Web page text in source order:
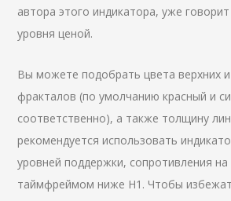
автора этого индикатора, уже
уровня ценой.
Вы можете подобрать цвета верхних
фракталов (по умолчанию красный и
соответственно), а также толщину
рекомендуется использовать
уровней поддержки, сопротивления на
таймфреймом ниже Н1. Чтобы